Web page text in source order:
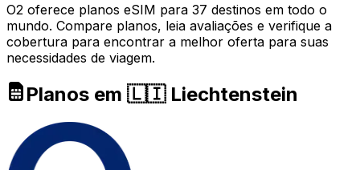
O2 oferece planos eSIM para 37 destinos em todo o
mundo. Compare planos, leia avaliações e verifique a
cobertura para encontrar a melhor oferta para suas
necessidades de viagem.
Planos em 🇱🇮 Liechtenstein